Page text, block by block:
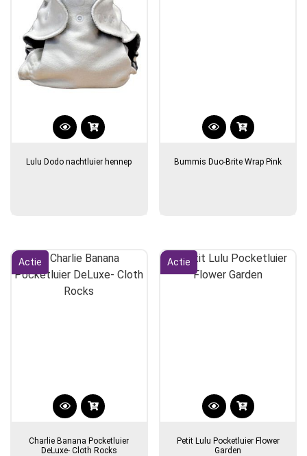
Lulu Dodo nachtluier hennep Bummis Duo-Brite Wrap Pink
Actie
Charlie Banana Pocketluier
DeLuxe- Cloth Rocks
Actie
Dit
heeft
Petit Lulu Pocketluier Flower
Garden